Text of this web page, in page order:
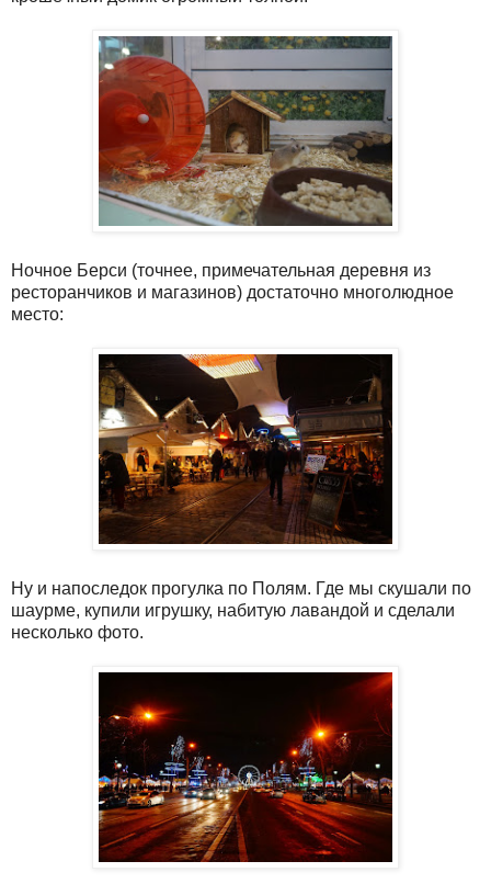
Ночное Берси (точнее, примечательная деревня из
ресторанчиков и магазинов) достаточно многолюдное
место:
Ну и напоследок прогулка по Полям. Где мы скушали по
шаурме, купили игрушку, набитую лавандой и сделали
несколько фото.